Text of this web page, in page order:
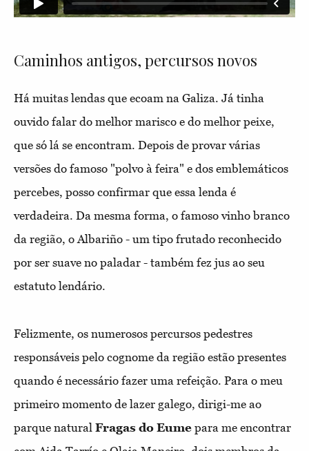
Caminhos antigos, percursos novos
Há muitas lendas que ecoam na Galiza. Já tinha
ouvido falar do melhor marisco e do melhor peixe,
que só lá se encontram. Depois de provar várias
versões do famoso "polvo à feira" e dos emblemáticos
percebes, posso confirmar que essa lenda é
verdadeira. Da mesma forma, o famoso vinho branco
da região, o Albariño - um tipo frutado reconhecido
por ser suave no paladar - também fez jus ao seu
estatuto lendário.
Felizmente, os numerosos percursos pedestres
responsáveis pelo cognome da região estão presentes
quando é necessário fazer uma refeição. Para o meu
primeiro momento de lazer galego, dirigi-me ao
parque natural Fragas do Eume para me encontrar